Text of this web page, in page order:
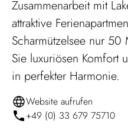
Zusammenarbeit mit
attraktive
Scharmützelsee nur
Sie luxuriösen Komfort
in perfekter Harmonie.
Website aufrufen
+49 (0) 33 679 75710